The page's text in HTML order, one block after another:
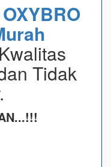
Tidak